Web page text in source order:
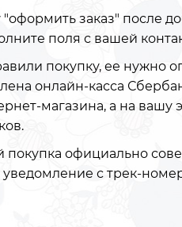
заказ" после
поля с вашей
покупку, ее нужно
онлайн-касса
магазина, а на
покупка официально
уведомление с трек-